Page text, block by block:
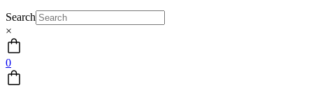
Search
×
0